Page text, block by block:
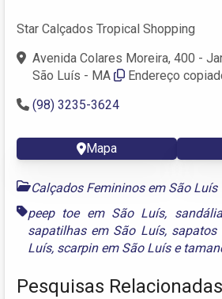
Star Calçados Tropical Shopping
Avenida Colares Moreira, 400 -
São Luís - MA
Endereço
(98) 3235-3624
Mapa
Calçados Femininos em São Luís
peep toe em São Luís,
sapatilhas em São Luís, sapatos
Luís, scarpin em São Luíse
Pesquisas Relacionadas